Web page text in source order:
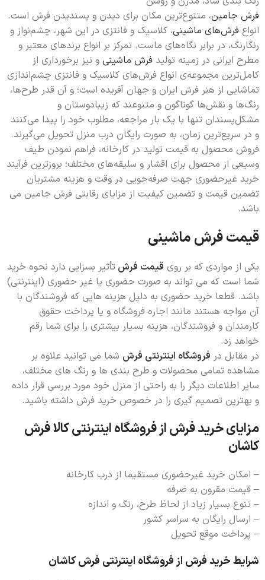
فرش جامین، متنوع‌ترین مکان برای دیدن و پسندیدن فرش است.
انواع فرش‌های ماشینی، کلاسیک و فانتزی در این شهر، چشم‌نواز و
رنگارنگ، در برابر نگاه‌های ماست. تمرکز بر انواع برندهای معتبر و
مطرح ایرانی در زمینه تولید فرش ماشینی و نیز برخورداری از
کامل‌ترین مجموعه‌ی انواع فرش‌های کلاسیک و فانتزی چشم‌اندازی
تماشایی از هنر فرش ایران و جهان آفریده است؛ و آن قدر طرح‌ها،
رنگ‌ها و نقش‌ها گونا‌گون و متنوعند که زیبادوستان و
مشکل‌پسندان تنها با یک بار مراجعه، مطلوب خود را پیدا می‌کنند
و در سریع‌ترین زمان، به صورت رایگان درب منزل تحویل می‌گیرند.
فروش محصول به قیمت تولید در کارخانه، فراهم نمودن طیف
وسیعی از محصول برای اقشار و سلیقه‌های مختلف؛ بروزترین فرآیند
خرید غیرحضوری جهت صرفه‌جویی در وقت و هزینه مشتریان
تضمین قیمت و تضمین کیفیت از مزایای رقابتی فرش جامین می
باشد.
قیمت فرش ماشینی
یکی از مواردی که بر روی قیمت فرش تأثیر بسزایی دارد نحوه خرید
شما است که می تواند به صورت حضوری یا غیر حضوری (اینترنتی)
باشد. قطعا خرید حضوری به دلیل هزینه هایی که فروشندگان با
آن مواجه هستند مانند اجاره فروشگاه و یا پرداخت حقوق
کارمندان و فروشندگان، هزینه بسیار بیشتری را برای شما رقم
خواهد زد.
در مقابل در فروشگاه اینترنتی فرش شما می توانید علاوه بر
مشاهده تمامی محصولات و طرح بندی ها و رنگ های مختلف،
سایر اطلاعات دیگر را به راحتی از منزل خود مورد بررسی قرار داده
و بهترین تصمیم گیری را در خصوص خرید فرش داشته باشید.
مزایای خرید فرش از فروشگاه اینترنتی کالا فرش
کاشان
– امکان خرید غیرحضوری مستقیما از درب کارخانه
– قیمت مقرون به صرفه
– تنوع بسیار زیاد از لحاظ طرح، رنگ و اندازه
– ارسال رایگان به سراسر کشور
– پرداخت موقع تحویل
شرایط خرید فرش از فروشگاه اینترنتی فرش کاشان